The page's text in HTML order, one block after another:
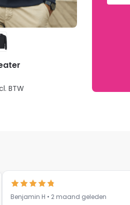
BTW
Benjamin H • 2 maand geleden